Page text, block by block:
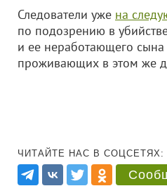
Следователи уже на
по подозрению в
и ее неработающего сына
проживающих в этом же
ЧИТАЙТЕ НАС В СОЦСЕТЯХ: